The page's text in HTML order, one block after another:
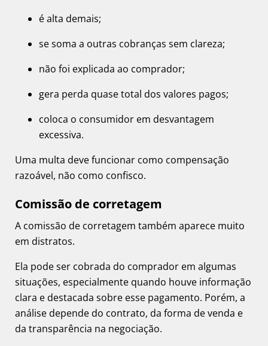
é alta demais;
se soma a outras cobranças sem clareza;
não foi explicada ao comprador;
gera perda quase total dos valores pagos;
coloca o consumidor em desvantagem
excessiva.
Uma multa deve funcionar como compensação
razoável, não como confisco.
Comissão de corretagem
A comissão de corretagem também aparece muito
em distratos.
Ela pode ser cobrada do comprador em algumas
situações, especialmente quando houve informação
clara e destacada sobre esse pagamento. Porém, a
análise depende do contrato, da forma de venda e
da transparência na negociação.